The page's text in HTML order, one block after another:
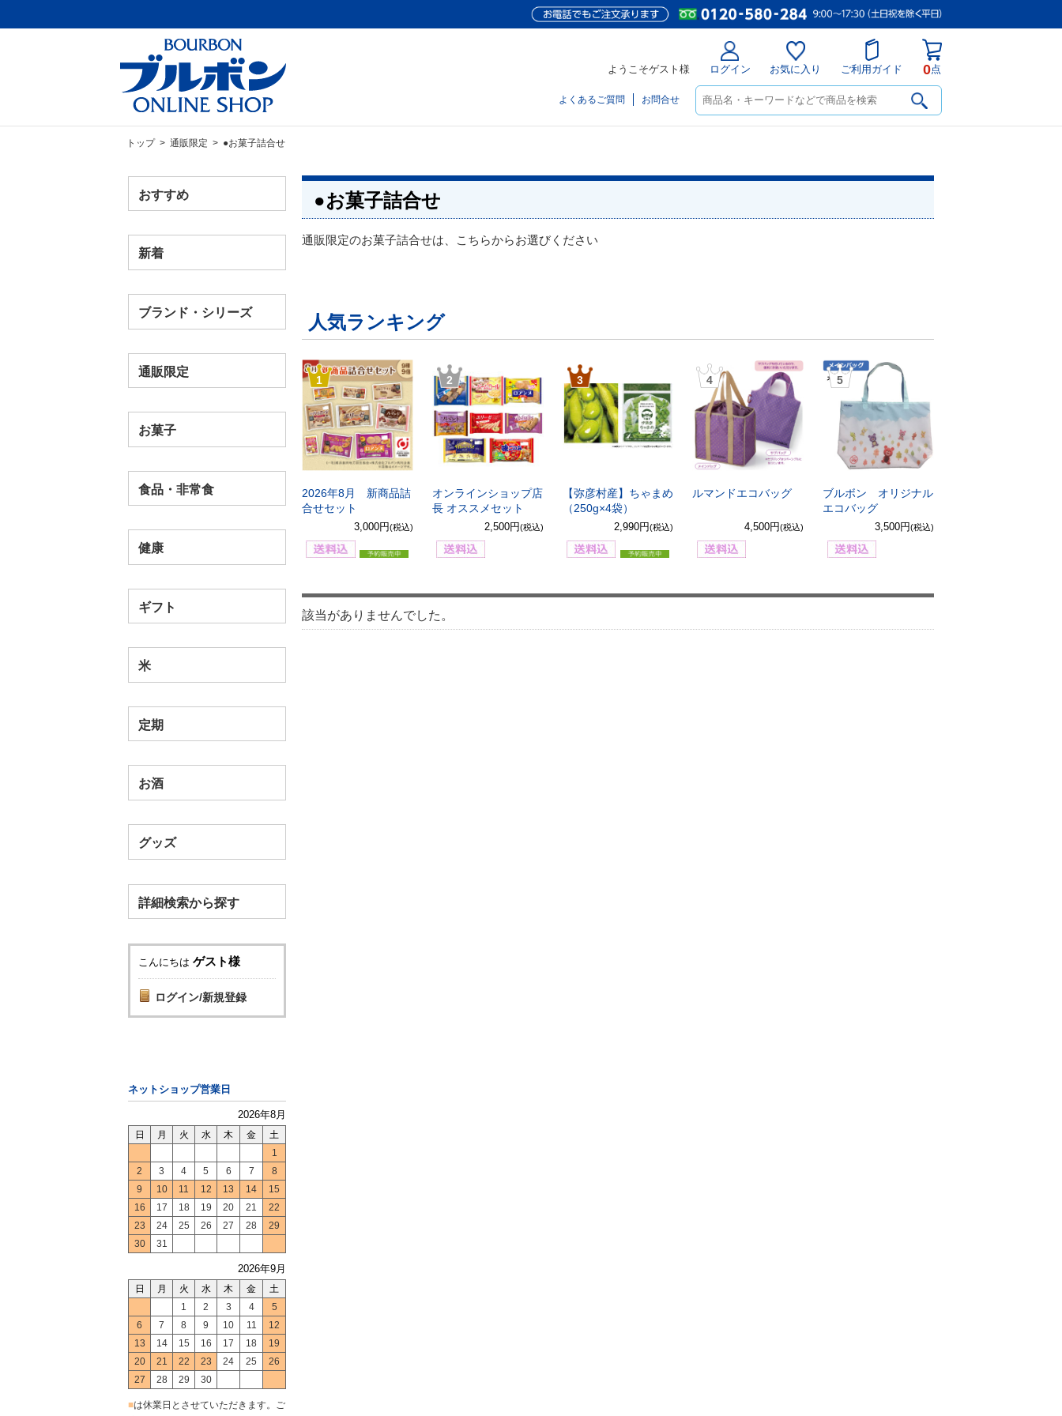
ようこそゲスト様 ログイン お気に入り ご利用ガイド 0点
よくあるご質問 お問合せ
トップ> 通販限定 > ●お菓子詰合せ
おすすめ
新着
ブランド・シリーズ
通販限定
お菓子
食品・非常食
健康
ギフト
米
定期
お酒
グッズ
詳細検索から探す
こんにちは ゲスト様
ログイン/新規登録
ネットショップ営業日
2026年8月
日 月 火 水 木 金
土
1
2
3 4 5 6 7
8
9
10 11 12 13 14
15
16
17 18 19 20 21
22
23
24 25 26 27 28
29
30
31
2026年9月
日 月 火 水 木 金
土
1
2 3 4
5
6
7 8 9 10 11
12
13
14 15 16 17 18
19
20
21 22 23 24 25
26
27
28 29 30
■は休業日とさせていただきます。ご
●お菓子詰合せ
通販限定のお菓子詰合せは、こちらからお選びください
人気ランキング
1
2026年8月 新商品詰
合せセット
3,000円(税込)
2
オンラインショップ店
長 オススメセット
2,500円(税込)
3
【弥彦村産】ちゃまめ
（250g×4袋）
2,990円(税込)
4
ルマンドエコバッグ
4,500円(税込)
5
ブルボン オリジナル
エコバッグ
3,500円(税込)
該当がありませんでした。